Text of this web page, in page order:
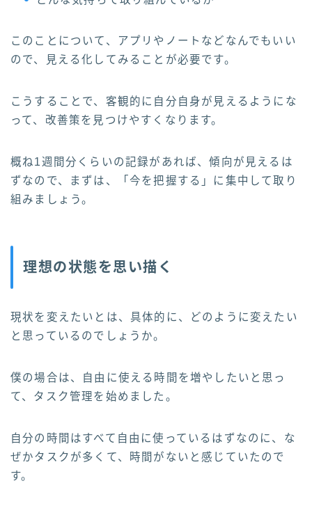
このことについて、アプリやノートなどなんでもいい
ので、見える化してみることが必要です。
こうすることで、客観的に自分自身が見えるようにな
って、改善策を見つけやすくなります。
概ね1週間分くらいの記録があれば、傾向が見えるは
ずなので、まずは、「今を把握する」に集中して取り
組みましょう。
理想の状態を思い描く
現状を変えたいとは、具体的に、どのように変えたい
と思っているのでしょうか。
僕の場合は、自由に使える時間を増やしたいと思っ
て、タスク管理を始めました。
自分の時間はすべて自由に使っているはずなのに、な
ぜかタスクが多くて、時間がないと感じていたので
す。